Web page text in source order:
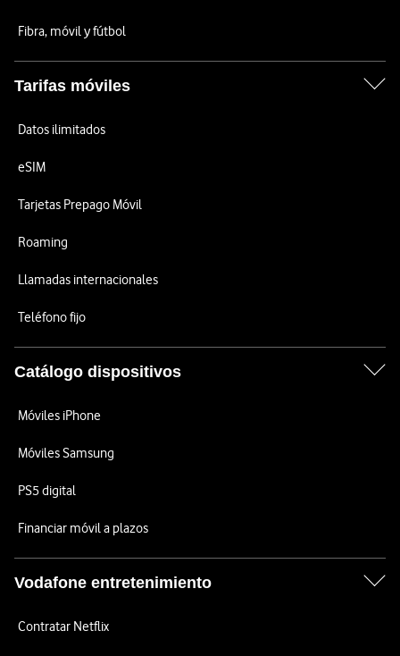
Fibra, móvil y fútbol
Tarifas móviles
Datos ilimitados
eSIM
Tarjetas Prepago Móvil
Roaming
Llamadas internacionales
Teléfono fijo
Catálogo dispositivos
Móviles iPhone
Móviles Samsung
PS5 digital
Financiar móvil a plazos
Vodafone entretenimiento
Contratar Netflix